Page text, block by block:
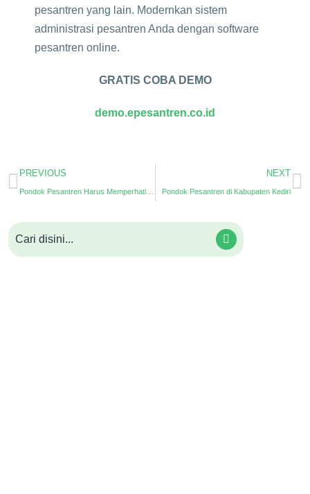
pesantren yang lain. Modernkan sistem
administrasi pesantren Anda dengan software
pesantren online.
GRATIS COBA DEMO
demo.epesantren.co.id
PREVIOUS NEXT
Pondok Pesantren di Kabupaten Kediri